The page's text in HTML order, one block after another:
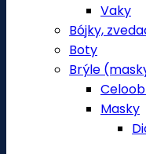
Vaky
Bójky,
Boty
Brýle
Masky